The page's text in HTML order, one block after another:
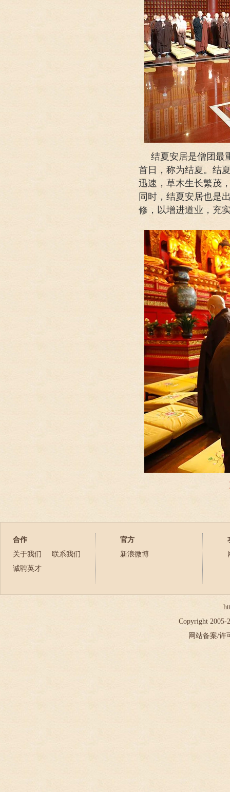
结夏安居是僧团最
首日，称为结夏。结
迅速，草木生长繁茂
同时，结夏安居也是
修，以增进道业，充
合作
关于我们
联系我们
诚聘英才
官方
新浪微博
Copyright 2005-
网站备案/许